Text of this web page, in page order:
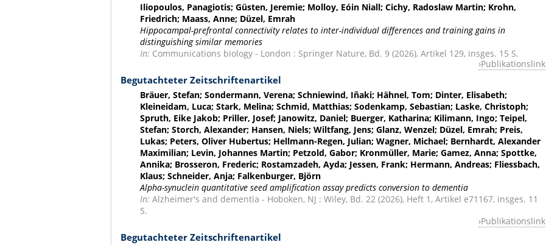
Iliopoulos, Panagiotis; Güsten, Jeremie; Molloy, Eóin Niall; Cichy, Radoslaw Martin; Krohn,
Friedrich; Maass, Anne; Düzel, Emrah
Hippocampal-prefrontal connectivity relates to inter-individual differences and training gains in
distinguishing similar memories
In: Communications biology - London : Springer Nature, Bd. 9 (2026), Artikel 129, insges. 15 S.
Publikationslink
Begutachteter Zeitschriftenartikel
Bräuer, Stefan; Sondermann, Verena; Schniewind, Iñaki; Hähnel, Tom; Dinter, Elisabeth;
Kleineidam, Luca; Stark, Melina; Schmid, Matthias; Sodenkamp, Sebastian; Laske, Christoph;
Spruth, Eike Jakob; Priller, Josef; Janowitz, Daniel; Buerger, Katharina; Kilimann, Ingo; Teipel,
Stefan; Storch, Alexander; Hansen, Niels; Wiltfang, Jens; Glanz, Wenzel; Düzel, Emrah; Preis,
Lukas; Peters, Oliver Hubertus; Hellmann-Regen, Julian; Wagner, Michael; Bernhardt, Alexander
Maximilian; Levin, Johannes Martin; Petzold, Gabor; Kronmüller, Marie; Gamez, Anna; Spottke,
Annika; Brosseron, Frederic; Rostamzadeh, Ayda; Jessen, Frank; Hermann, Andreas; Fliessbach,
Klaus; Schneider, Anja; Falkenburger, Björn
Alpha-synuclein quantitative seed amplification assay predicts conversion to dementia
In:Alzheimer's and dementia - Hoboken, NJ : Wiley, Bd. 22 (2026), Heft 1, Artikel e71167, insges. 11
S.
Publikationslink
Begutachteter Zeitschriftenartikel